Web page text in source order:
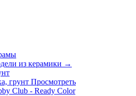
из керамики →
грунт Просмотреть
Club - Ready Color